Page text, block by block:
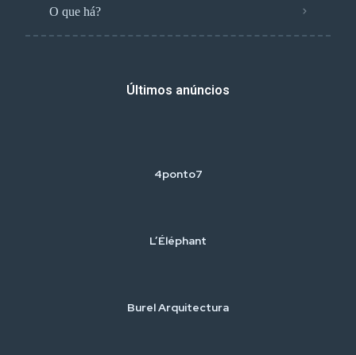
O que há?
Últimos anúncios
4ponto7
L’Éléphant
Burel Arquitectura